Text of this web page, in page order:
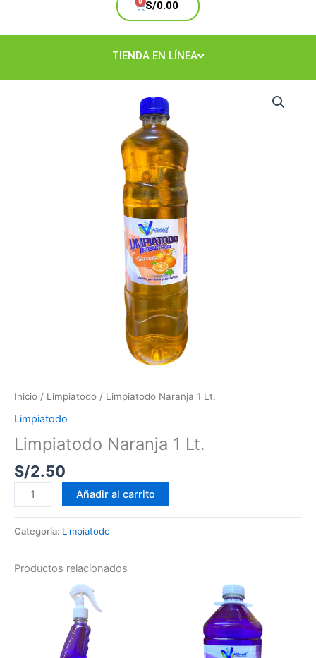
S/0.00
Cart
TIENDA EN LÍNEA
Inicio / Limpiatodo / Limpiatodo Naranja 1 Lt.
Limpiatodo
Limpiatodo Naranja 1 Lt.
S/2.50
Añadir al carrito
Categoría: Limpiatodo
Productos relacionados